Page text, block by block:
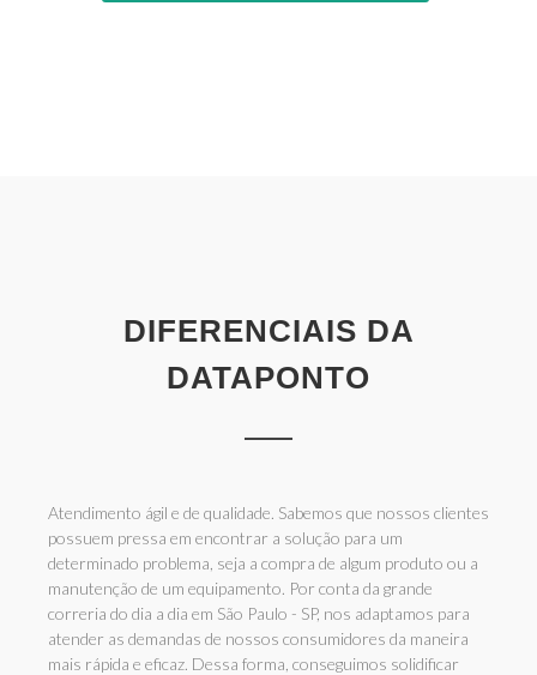
DIFERENCIAIS DA
DATAPONTO
Atendimento ágil e de qualidade. Sabemos que nossos clientes
possuem pressa em encontrar a solução para um
determinado problema, seja a compra de algum produto ou a
manutenção de um equipamento. Por conta da grande
correria do dia a dia em São Paulo - SP, nos adaptamos para
atender as demandas de nossos consumidores da maneira
mais rápida e eficaz. Dessa forma, conseguimos solidificar